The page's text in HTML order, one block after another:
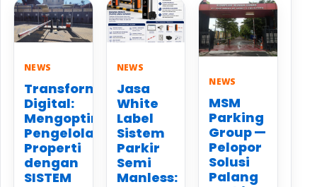
NEWS
Transformasi
Digital:
Mengoptimalkan
Pengelolaan
Properti
dengan
SISTEM
NEWS
Jasa
White
Label
Sistem
Parkir
Semi
Manless:
NEWS
MSM
Parking
Group —
Pelopor
Solusi
Palang